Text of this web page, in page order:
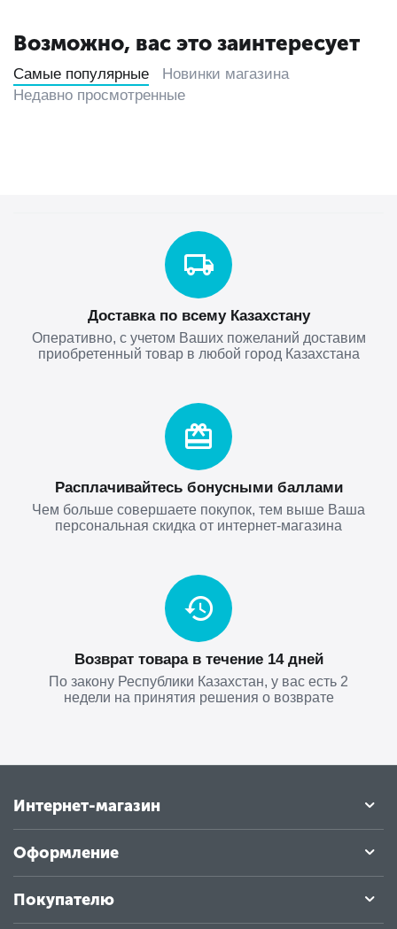
Возможно, вас это заинтересует
Самые популярные
Новинки магазина
Недавно просмотренные
Доставка по всему Казахстану
Оперативно, с учетом Ваших пожеланий доставим
приобретенный товар в любой город Казахстана
Расплачивайтесь бонусными баллами
Чем больше совершаете покупок, тем выше Ваша
персональная скидка от интернет-магазина
Возврат товара в течение 14 дней
По закону Республики Казахстан, у вас есть 2
недели на принятия решения о возврате
Интернет-магазин
Оформление
Покупателю